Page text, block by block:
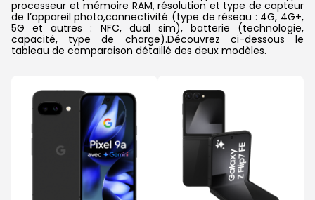
processeur et mémoire RAM, résolution et type de capteur
de l’appareil photo,connectivité (type de réseau : 4G, 4G+,
5G et autres : NFC, dual sim), batterie (technologie,
capacité, type de charge).Découvrez ci-dessous le
tableau de comparaison détaillé des deux modèles.